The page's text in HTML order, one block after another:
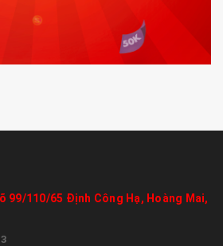
99/110/65 Định Công Hạ, Hoàng Mai,